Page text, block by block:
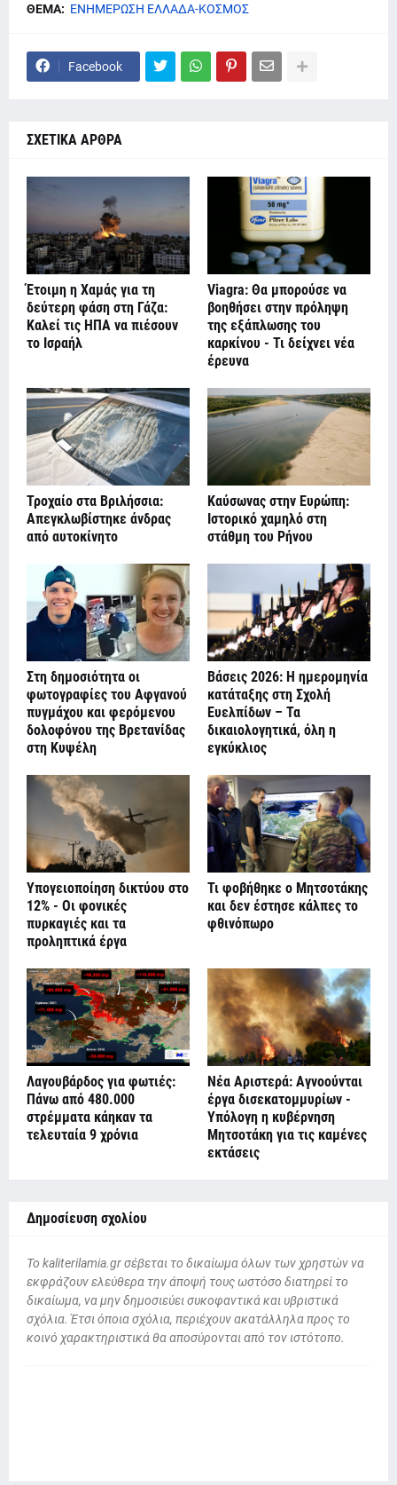
ΘΕΜΑ: ΕΝΗΜΕΡΩΣΗ ΕΛΛΑΔΑ-ΚΟΣΜΟΣ
Facebook
ΣΧΕΤΙΚΑ ΑΡΘΡΑ
Έτοιμη η Χαμάς για τη
δεύτερη φάση στη Γάζα:
Καλεί τις ΗΠΑ να πιέσουν
το Ισραήλ
Viagra: Θα μπορούσε να
βοηθήσει στην πρόληψη
της εξάπλωσης του
καρκίνου - Τι δείχνει νέα
έρευνα
Τροχαίο στα Βριλήσσια:
Απεγκλωβίστηκε άνδρας
από αυτοκίνητο
Καύσωνας στην Ευρώπη:
Ιστορικό χαμηλό στη
στάθμη του Ρήνου
Στη δημοσιότητα οι
φωτογραφίες του Αφγανού
πυγμάχου και φερόμενου
δολοφόνου της Βρετανίδας
στη Κυψέλη
Βάσεις 2026: Η ημερομηνία
κατάταξης στη Σχολή
Ευελπίδων – Τα
δικαιολογητικά, όλη η
εγκύκλιος
Υπογειοποίηση δικτύου στο
12% - Οι φονικές
πυρκαγιές και τα
προληπτικά έργα
Τι φοβήθηκε ο Μητσοτάκης
και δεν έστησε κάλπες το
φθινόπωρο
Λαγουβάρδος για φωτιές:
Πάνω από 480.000
στρέμματα κάηκαν τα
τελευταία 9 χρόνια
Νέα Αριστερά: Αγνοούνται
έργα δισεκατομμυρίων -
Υπόλογη η κυβέρνηση
Μητσοτάκη για τις καμένες
εκτάσεις
Δημοσίευση σχολίου
To kaliterilamia.gr σέβεται το δικαίωμα όλων των χρηστών να
εκφράζουν ελεύθερα την άποψή τους ωστόσο διατηρεί το
δικαίωμα, να μην δημοσιεύει συκοφαντικά και υβριστικά
σχόλια. Έτσι όποια σχόλια, περιέχουν ακατάλληλα προς το
κοινό χαρακτηριστικά θα αποσύρονται από τον ιστότοπο.